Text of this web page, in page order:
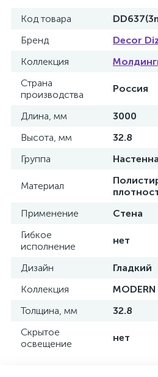
Код товара
Бренд
Decor
Коллекция
Страна
производства
Россия
Длина, мм
3000
Высота, мм
32.8
Группа
Материал
Применение
Стена
Гибкое
исполнение
нет
Дизайн
Гладкий
Коллекция
MODERN
Толщина, мм
32.8
Скрытое
освещение
нет